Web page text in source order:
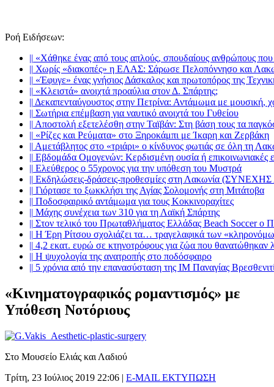
Ροή Ειδήσεων:
|| «Χάθηκε ένας από τους απλούς, σπουδαίους ανθρώπους
|| Χωρίς «διακοπές» η ΕΛΑΣ: Σάρωσε Πελοπόννησο και
|| «Έφυγε» ένας γνήσιος Δάσκαλος και πρωτοπόρος της
|| «Κλειστά» ανοιχτά προαύλια στον Δ. Σπάρτης;
|| Δεκαπενταύγουστος στην Πετρίνα: Αντάμωμα με μουσική,
|| Σωτήρια επέμβαση για ναυτικό ανοιχτά του Γυθείου
|| Αποστολή εξετελέσθη στην Ταϊβάν: Στη βάση τους τα
|| «Ρίζες και Ρεύματα» στο Ξηροκάμπι με Ίκαρη και Ζερβάκη
|| Αμετάβλητος στο «τριάρι» ο κίνδυνος φωτιάς σε όλη τη
|| Εβδομάδα Ομογενών: Κερδισμένη ουσία ή επικοινωνιακές
|| Ελεύθερος ο 55χρονος για την υπόθεση του Μυστρά
|| Εκδηλώσεις-δράσεις-προθεσμίες στη Λακωνία
|| Γιόρτασε το ξωκκλήσι της Αγίας Σολομονής στη Μιτάτοβα
|| Ποδοσφαιρικό αντάμωμα για τους Κοκκινοραχίτες
|| Μάχης συνέχεια των 310 για τη Λαϊκή Σπάρτης
|| Στον τελικό του Πρωταθλήματος Ελλάδας Beach Soccer ο
|| Η Έρη Ρίτσου σχολιάζει τα… τραγελαφικά των
|| 4,2 εκατ. ευρώ σε κτηνοτρόφους για ζώα που θανατώθηκαν
|| Η ψυχολογία της ανατροπής στο ποδόσφαιρο
|| 5 χρόνια από την επανασύσταση της ΙΜ Παναγίας
«Κινηματογραφικός ρομαντισμός» με
Υπόθεση Νοτόριους
Στο Μουσείο Ελιάς και Λαδιού
Τρίτη, 23 Ιούλιος 2019 22:06 | E-MAIL ΕΚΤΥΠΩΣΗ